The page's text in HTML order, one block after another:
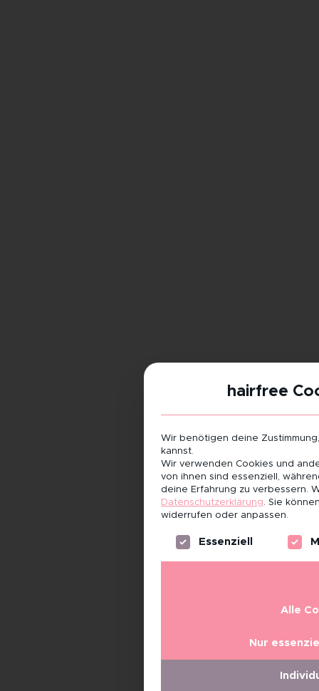
hairfree
Wir benötigen deine
kannst.
Wir verwenden Cookies und
von ihnen sind essenziell,
deine Erfahrung zu verbessern.
Datenschutzerklärung. Sie
widerrufen oder anpassen.
Es folgt eine Liste der
Essenziell
Alle
Nur